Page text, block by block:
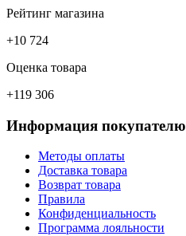
Рейтинг магазина
+10 724
Оценка товара
+119 306
Информация покупателю
Методы оплаты
Доставка товара
Возврат товара
Правила
Конфиденциальность
Программа лояльности